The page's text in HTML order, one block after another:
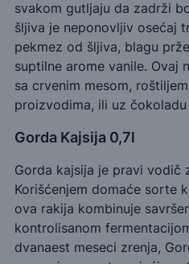
svakom gutljaju da zadrži
šljiva je neponovljiv osećaj
pekmez od šljiva, blagu
suptilne arome vanile. Ovaj
sa crvenim mesom,
proizvodima, ili uz
Gorda Kajsija 0,7l
Gorda kajsija je pravi vodič
Korišćenjem domaće sorte
ova rakija kombinuje
kontrolisanom
dvanaest meseci zrenja,